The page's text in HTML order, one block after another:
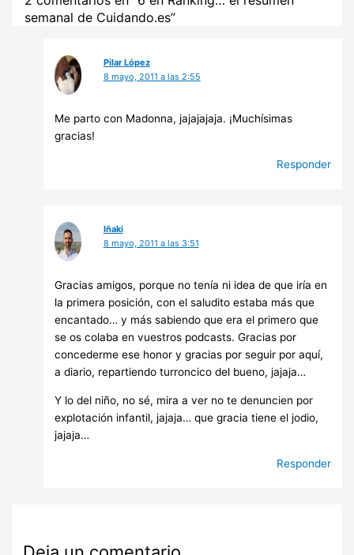
semanal de Cuidando.es”
Pilar López
8 mayo, 2011 a las 2:55
Me parto con Madonna, jajajajaja. ¡Muchísimas
gracias!
Responder
Iñaki
8 mayo, 2011 a las 3:51
Gracias amigos, porque no tenía ni idea de que iría en
la primera posición, con el saludito estaba más que
encantado… y más sabiendo que era el primero que
se os colaba en vuestros podcasts. Gracias por
concederme ese honor y gracias por seguir por aquí,
a diario, repartiendo turroncico del bueno, jajaja…
Y lo del niño, no sé, mira a ver no te denuncien por
explotación infantil, jajaja… que gracia tiene el jodio,
jajaja…
Responder